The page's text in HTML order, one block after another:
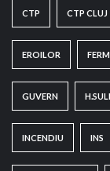
CTP CTP CLUJ
EROILOR
GUVERN
INCENDIU INS